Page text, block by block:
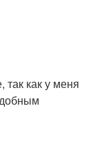
как у меня